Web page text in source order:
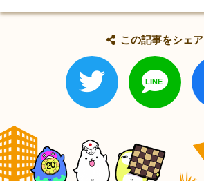
この記事をシェア